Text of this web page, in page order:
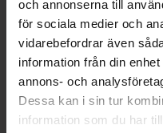
och annonserna till
för sociala medier och
vidarebefordrar även
information från din
annons- och
Dessa kan i sin tur
information som du har
Wrigleys Extra
Bubblemint
21.67 kr 16
Köp